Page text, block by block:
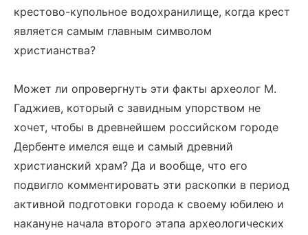
крестово-купольное водохранилище, когда крест
является самым главным символом
христианства?
Может ли опровергнуть эти факты археолог М.
Гаджиев, который с завидным упорством не
хочет, чтобы в древнейшем российском городе
Дербенте имелся еще и самый древний
христианский храм? Да и вообще, что его
подвигло комментировать эти раскопки в период
активной подготовки города к своему юбилею и
накануне начала второго этапа археологических